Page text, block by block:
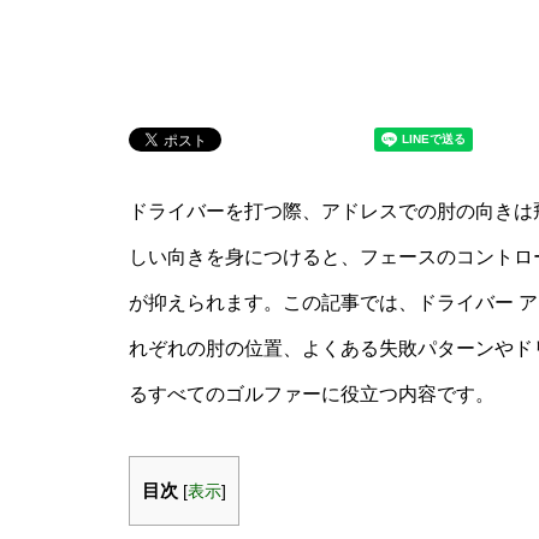
ドライバーを打つ際、アドレスでの肘の向き
しい向きを身につけると、フェースのコント
が抑えられます。この記事では、ドライバー
れぞれの肘の位置、よくある失敗パターンや
るすべてのゴルファーに役立つ内容です。
目次 [表示]